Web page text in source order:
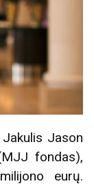
Jason
fondas),
eurų.